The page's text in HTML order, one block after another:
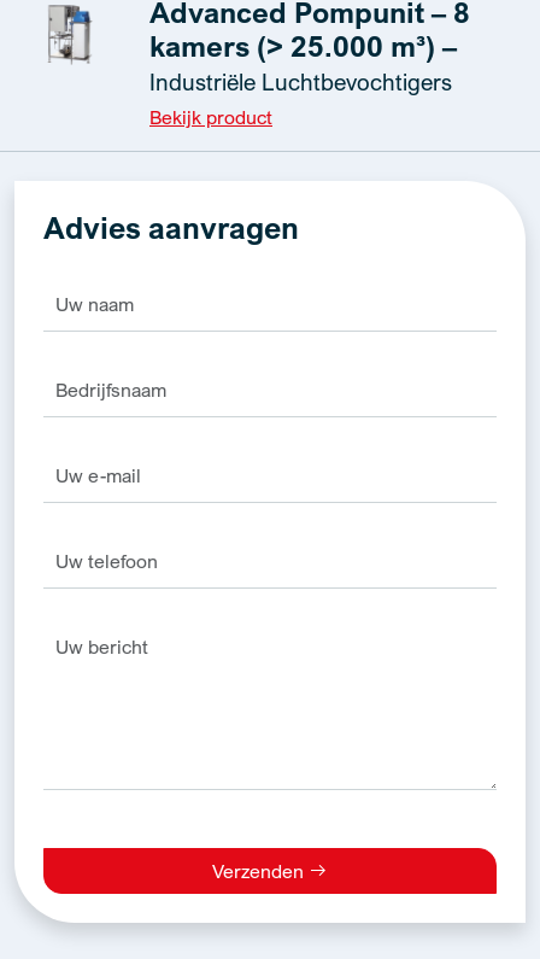
Advanced Pompunit – 8
kamers (> 25.000 m³) –
Industriële Luchtbevochtigers
Bekijk product
Advies aanvragen
Verzenden
Alternative: